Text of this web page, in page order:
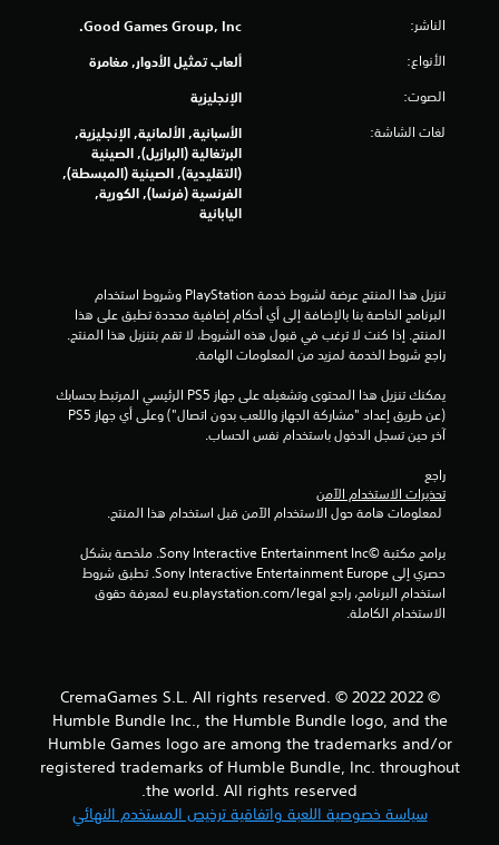
5
8
م
ن
ت
ي
ت
الناشر: Good Games Group, Inc.
الأنواع: ألعاب تمثيل الأدوار, مغامرة
الصوت: الإنجليزية
لغات الشاشة:
الأسبانية, الألمانية, الإنجليزية,
البرتغالية (البرازيل), الصينية
(التقليدية), الصينية (المبسطة),
الفرنسية (فرنسا), الكورية,
اليابانية
راجع شروط الخدمة لمزيد من المعلومات الهامة.
آخر حين تسجل الدخول باستخدام نفس الحساب.
راجع
تحذيرات الاستخدام الآمن
الاستخدام الكاملة.
© 2022 CremaGames S.L. All rights reserved. © 2022
Humble Bundle Inc., the Humble Bundle logo, and the
Humble Games logo are among the trademarks and/or
registered trademarks of Humble Bundle, Inc. throughout
the world. All rights reserved.
سياسة خصوصية اللعبة واتفاقية ترخيص المستخدم النهائي